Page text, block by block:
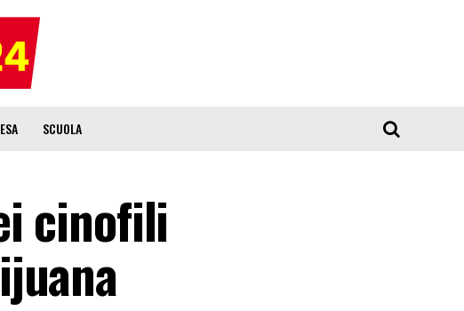
SCUOLA
cinofili